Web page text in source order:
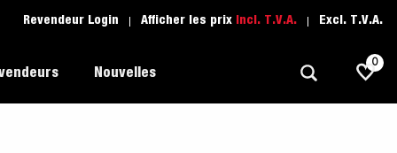
Revendeur Login Afficher les prix Incl. T.V.A. Excl. T.V.A.
Nouvelles
0